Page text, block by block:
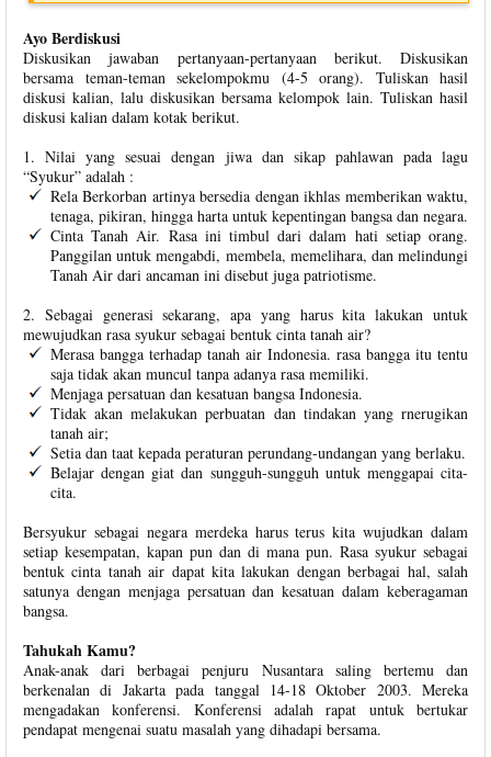
Ayo Berdiskusi
Diskusikan jawaban pertanyaan-pertanyaan berikut. Diskusikan
bersama teman-teman sekelompokmu (4-5 orang). Tuliskan hasil
diskusi kalian, lalu diskusikan bersama kelompok lain. Tuliskan hasil
diskusi kalian dalam kotak berikut.
1. Nilai yang sesuai dengan jiwa dan sikap pahlawan pada lagu
“Syukur” adalah :
Rela Berkorban artinya bersedia dengan ikhlas memberikan waktu,
tenaga, pikiran, hingga harta untuk kepentingan bangsa dan negara.
Cinta Tanah Air. Rasa ini timbul dari dalam hati setiap orang.
Panggilan untuk mengabdi, membela, memelihara, dan melindungi
Tanah Air dari ancaman ini disebut juga patriotisme.
2. Sebagai generasi sekarang, apa yang harus kita lakukan untuk
mewujudkan rasa syukur sebagai bentuk cinta tanah air?
Merasa bangga terhadap tanah air Indonesia. rasa bangga itu tentu
saja tidak akan muncul tanpa adanya rasa memiliki.
Menjaga persatuan dan kesatuan bangsa Indonesia.
Tidak akan melakukan perbuatan dan tindakan yang rnerugikan
tanah air;
Setia dan taat kepada peraturan perundang-undangan yang berlaku.
Belajar dengan giat dan sungguh-sungguh untuk menggapai cita-
cita.
Bersyukur sebagai negara merdeka harus terus kita wujudkan dalam
setiap kesempatan, kapan pun dan di mana pun. Rasa syukur sebagai
bentuk cinta tanah air dapat kita lakukan dengan berbagai hal, salah
satunya dengan menjaga persatuan dan kesatuan dalam keberagaman
bangsa.
Tahukah Kamu?
Anak-anak dari berbagai penjuru Nusantara saling bertemu dan
berkenalan di Jakarta pada tanggal 14-18 Oktober 2003. Mereka
mengadakan konferensi. Konferensi adalah rapat untuk bertukar
pendapat mengenai suatu masalah yang dihadapi bersama.